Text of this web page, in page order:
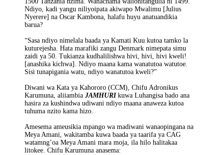
Ndiyo, kadi yangu niliyoipata akiwapo Mwalimu [Julius
Nyerere] na Oscar Kambona, halafu huyu anatuandikia
barua?
“Sasa ndiyo nimelala baada ya Kamati Kuu kutoa tamko la
kuturejesha. Hata marafiki zangu Denmark nimepata simu
zaidi ya 50. Tukianza kudhalilishwa hivi, hivi, hivi kweli!
[anashika kichwa]. Ndiyo maana kama wanatutoa watutoe.
Sisi tunapigania watu, ndiyo wanatutoa kweli?”
Diwani wa Kata ya Kahororo (CCM), Chifu Adronikus
Karumuna, aliiambia JAMHURIkuwa Luhangisa bado ana
hasira za kushindwa udiwani ndiyo maana anaweza kutoa
tuhuma nzito kama hizo.
Amesema ameusikia mpango wa madiwani wanaopingana na
Meya Amani, wakitamba kuwa baada ya taarifa ya CAG
watamng’oa Meya Amani mara moja, ila hilo halitakaa
litokee. Chifu Karumuna anasema: